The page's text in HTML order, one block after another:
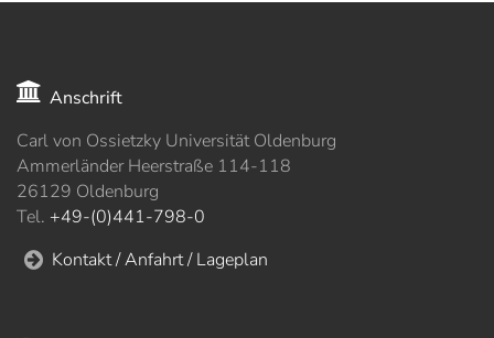
Anschrift
Carl von Ossietzky Universität Oldenburg
Ammerländer Heerstraße 114-118
26129 Oldenburg
Tel. +49-(0)441-798-0
Kontakt / Anfahrt / Lageplan